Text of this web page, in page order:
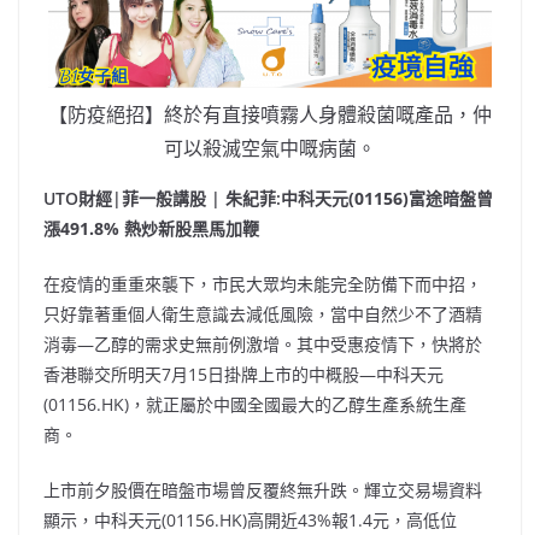
【防疫絕招】終於有直接噴霧人身體殺菌嘅產品，仲
可以殺滅空氣中嘅病菌。
UTO財經|菲一般講股 | 朱紀菲:中科天元(01156)富途暗盤曾
漲491.8% 熱炒新股黑馬加鞭
在疫情的重重來襲下，市民大眾均未能完全防備下而中招，
只好靠著重個人衛生意識去減低風險，當中自然少不了酒精
消毒—乙醇的需求史無前例激增。其中受惠疫情下，快將於
香港聯交所明天7月15日掛牌上市的中概股—中科天元
(01156.HK)，就正屬於中國全國最大的乙醇生產系統生產
商。
上市前夕股價在暗盤市場曾反覆終無升跌。輝立交易場資料
顯示，中科天元(01156.HK)高開近43%報1.4元，高低位